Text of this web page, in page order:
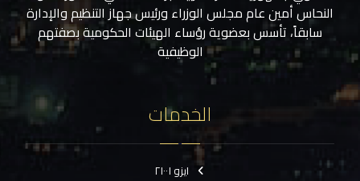
النحاس أمين عام مجلس الوزراء ورئيس جهاز التنظيم والإدارة
سابقاً، تأسس بعضوية رؤساء الهيئات الحكومية بصفتهم
الوظيفية
الخدمات
ايزو ٢١٠٠١